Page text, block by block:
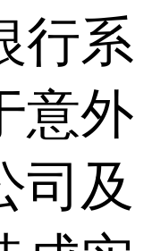
行系
意外
司及